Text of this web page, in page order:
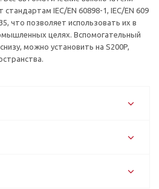
IEC/EN 60898-1, IEC/EN 609
что позволяет использовать их в
целях. Вспомогательный
можно установить на S200P,